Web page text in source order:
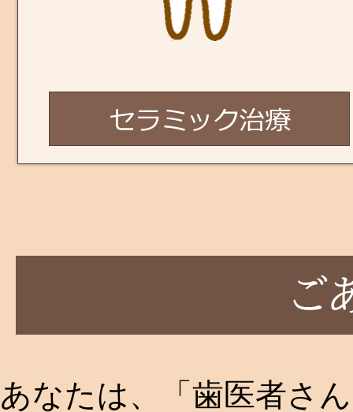
あなたは、「歯医者さ